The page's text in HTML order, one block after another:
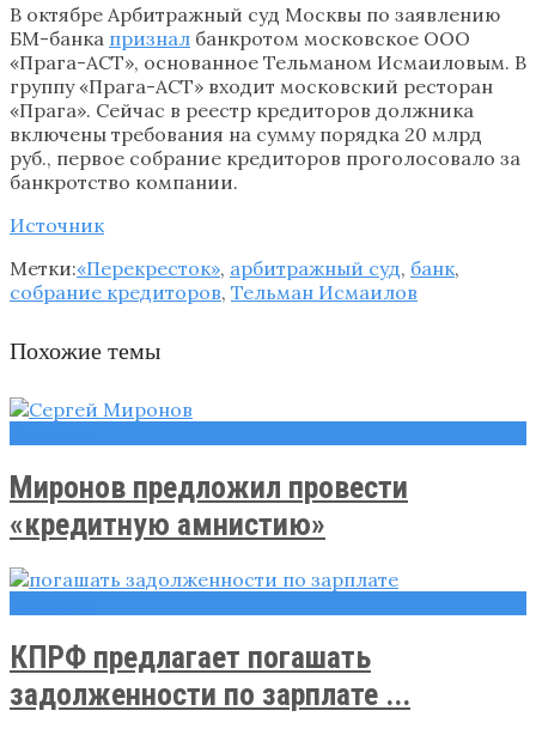
В октябре Арбитражный суд Москвы по заявлению
БМ-банка признал банкротом московское ООО
«Прага-АСТ», основанное Тельманом Исмаиловым. В
группу «Прага-АСТ» входит московский ресторан
«Прага». Сейчас в реестр кредиторов должника
включены требования на сумму порядка 20 млрд
руб., первое собрание кредиторов проголосовало за
банкротство компании.
Источник
Метки:«Перекресток», арбитражный суд, банк,
собрание кредиторов, Тельман Исмаилов
Похожие темы
Миронов предложил провести
«кредитную амнистию»
КПРФ предлагает погашать
задолженности по зарплате ...